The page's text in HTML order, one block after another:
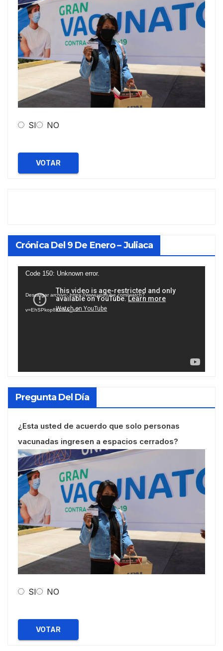
SI NO
VOTAR
Crónica Del 9 De Enero – Juliaca
Reproductor
vídeo
Code 150: Unknown error.
Descargar archivo: https://www.youtube.com/watch?
v=EhSPkop8KPY&_=2
Pregunta Del Día
¿Esta usted de acuerdo que solo personas
vacunadas ingresen a espacios cerrados?
SI NO
VOTAR